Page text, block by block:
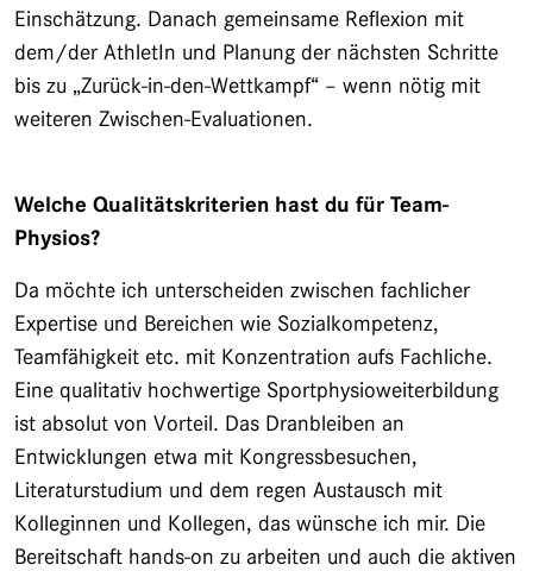
Einschätzung. Danach gemeinsame Reflexion mit
dem/der AthletIn und Planung der nächsten Schritte
bis zu „Zurück-in-den-Wettkampf“ – wenn nötig mit
weiteren Zwischen-Evaluationen.
Welche Qualitätskriterien hast du für Team-
Physios?
Da möchte ich unterscheiden zwischen fachlicher
Expertise und Bereichen wie Sozialkompetenz,
Teamfähigkeit etc. mit Konzentration aufs Fachliche.
Eine qualitativ hochwertige Sportphysioweiterbildung
ist absolut von Vorteil. Das Dranbleiben an
Entwicklungen etwa mit Kongressbesuchen,
Literaturstudium und dem regen Austausch mit
Kolleginnen und Kollegen, das wünsche ich mir. Die
Bereitschaft hands-on zu arbeiten und auch die aktiven